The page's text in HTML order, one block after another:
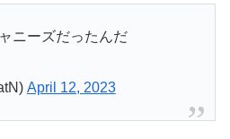
ニーズだったんだ
April 12, 2023